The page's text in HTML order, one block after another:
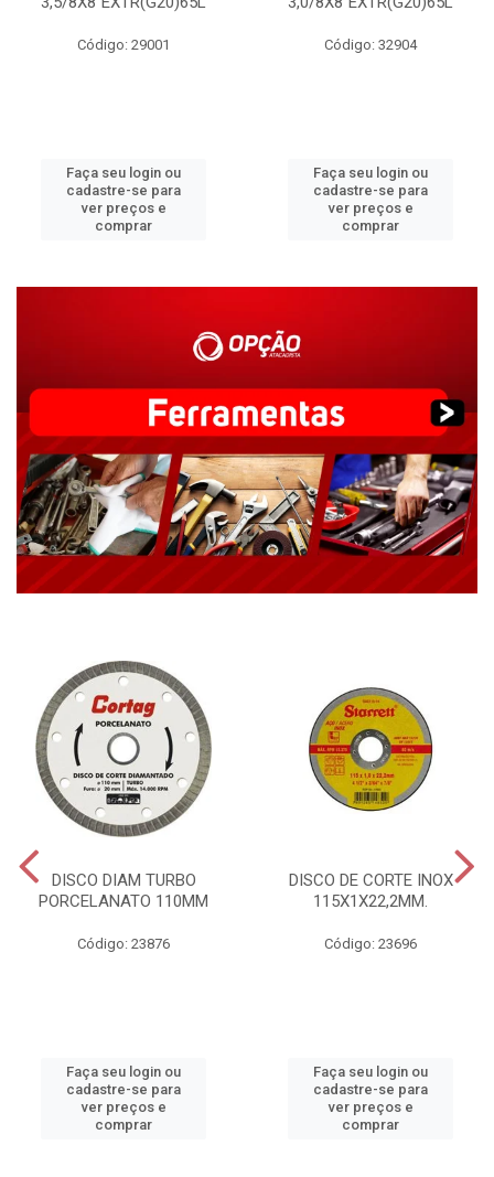
Código: 29001
Faça seu login ou
cadastre-se para
ver preços e
comprar
Código: 32904
Faça seu login ou
cadastre-se para
ver preços e
comprar
DISCO DIAM TURBO
PORCELANATO 110MM
Código: 23876
Faça seu login ou
cadastre-se para
ver preços e
comprar
DISCO DE CORTE INOX
115X1X22,2MM.
Código: 23696
Faça seu login ou
cadastre-se para
ver preços e
comprar